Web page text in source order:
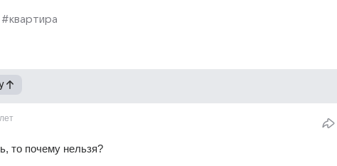
#квартира
то почему нельзя?